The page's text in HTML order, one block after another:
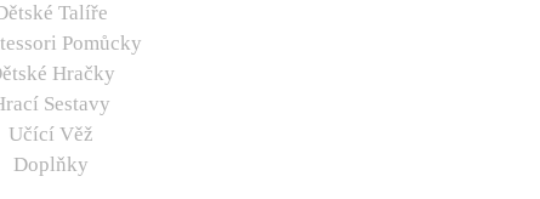
Talíře
Pomůcky
Hračky
Sestavy
Učící Věž
Doplňky